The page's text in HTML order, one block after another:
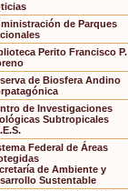
de Parques
Perito Francisco P.
de Biosfera Andino
de Investigaciones
Subtropicales
Federal de Áreas
de Ambiente y
Sustentable